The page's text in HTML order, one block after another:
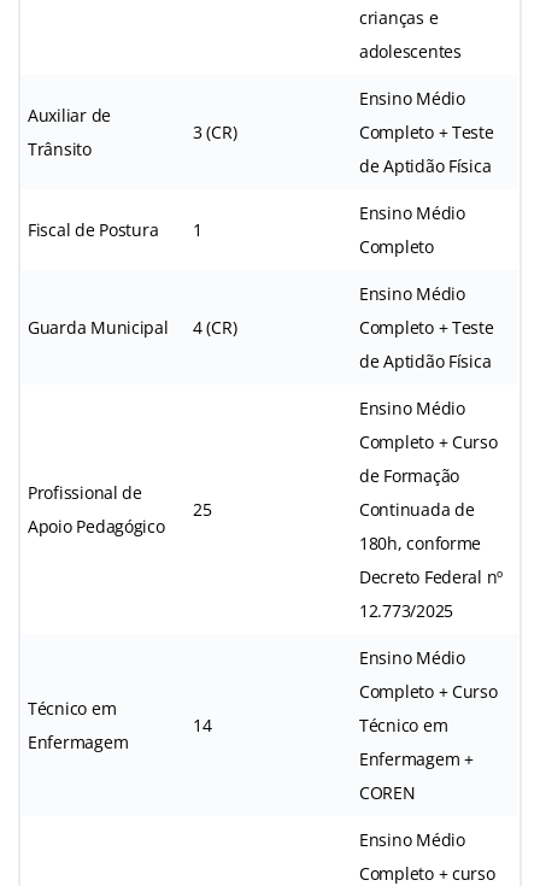
crianças e
adolescentes
Auxiliar de
Trânsito
3 (CR)
Ensino Médio
Completo + Teste
de Aptidão Física
Fiscal de Postura 1
Ensino Médio
Completo
Guarda Municipal 4 (CR)
Ensino Médio
Completo + Teste
de Aptidão Física
Profissional de
Apoio Pedagógico
25
Ensino Médio
Completo + Curso
de Formação
Continuada de
180h, conforme
Decreto Federal nº
12.773/2025
Técnico em
Enfermagem
14
Ensino Médio
Completo + Curso
Técnico em
Enfermagem +
COREN
Ensino Médio
Completo + curso